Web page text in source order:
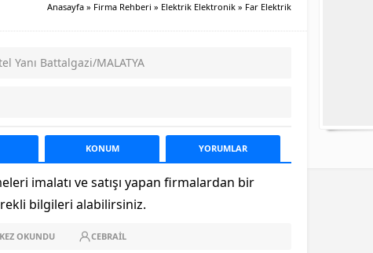
Anasayfa » Firma Rehberi » Elektrik Elektronik » Far Elektrik
Yanı Battalgazi/MALATYA
KONUM YORUMLAR
imalatı ve satışı yapan firmalardan bir
bilgileri alabilirsiniz.
KEZ OKUNDU CEBRAIL